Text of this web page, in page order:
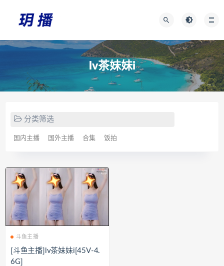
lv茶妹妹i
分类筛选
国内主播 国外主播 合集 饭拍
斗鱼主播
[斗鱼主播]lv茶妹妹i[45V-4.
6G]